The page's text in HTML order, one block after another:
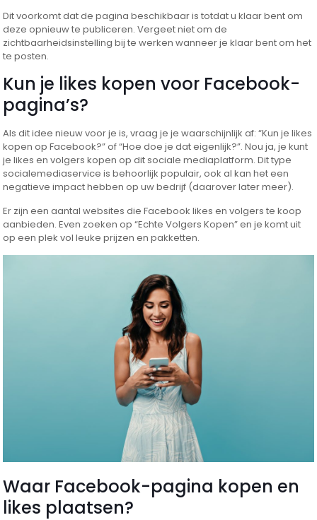
Dit voorkomt dat de pagina beschikbaar is totdat u klaar bent om
deze opnieuw te publiceren. Vergeet niet om de
zichtbaarheidsinstelling bij te werken wanneer je klaar bent om het
te posten.
Kun je likes kopen voor Facebook-
pagina’s?
Als dit idee nieuw voor je is, vraag je je waarschijnlijk af: “Kun je likes
kopen op Facebook?” of “Hoe doe je dat eigenlijk?”. Nou ja, je kunt
je likes en volgers kopen op dit sociale mediaplatform. Dit type
socialemediaservice is behoorlijk populair, ook al kan het een
negatieve impact hebben op uw bedrijf (daarover later meer).
Er zijn een aantal websites die Facebook likes en volgers te koop
aanbieden. Even zoeken op “Echte Volgers Kopen” en je komt uit
op een plek vol leuke prijzen en pakketten.
Waar Facebook-pagina kopen en
likes plaatsen?